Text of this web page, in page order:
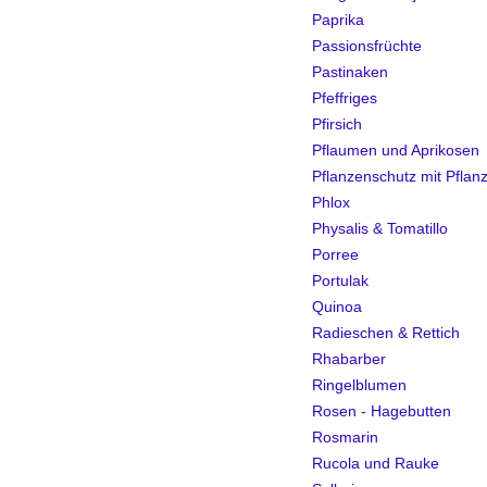
Paprika
Passionsfrüchte
Pastinaken
Pfeffriges
Pfirsich
Pflaumen und Aprikosen
Pflanzenschutz mit
Phlox
Physalis & Tomatillo
Porree
Portulak
Quinoa
Radieschen & Rettich
Rhabarber
Ringelblumen
Rosen - Hagebutten
Rosmarin
Rucola und Rauke